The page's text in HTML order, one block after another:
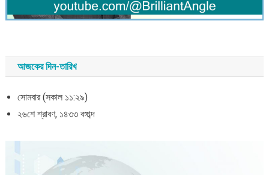
আজকের দিন-তারিখ
সোমবার (সকাল ১১:২৯)
২৬শে শ্রাবণ, ১৪৩৩ বঙ্গাব্দ